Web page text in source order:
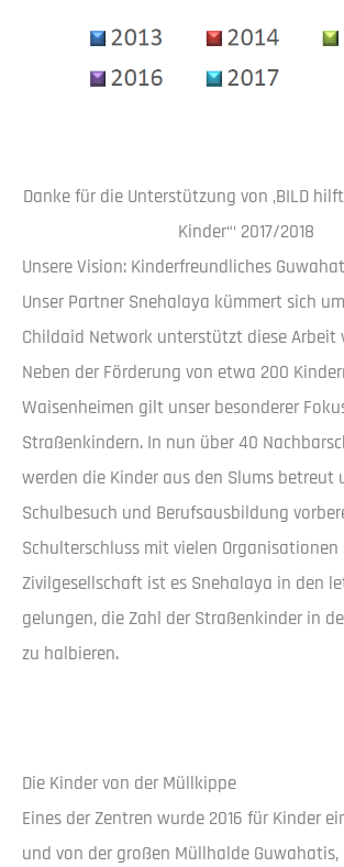
Danke für die Unterstützung von ‚BILD
Kinder“‘ 2017/2018
Unsere Vision: Kinderfreundliches
Unser Partner Snehalaya kümmert sich
Childaid Network unterstützt diese Arbeit
Neben der Förderung von etwa 200
Waisenheimen gilt unser besonderer
Straßenkindern. In nun über 40
werden die Kinder aus den Slums betreut
Schulbesuch und Berufsausbildung
Schulterschluss mit vielen Organisationen
Zivilgesellschaft ist es Snehalaya in den
gelungen, die Zahl der Straßenkinder in
zu halbieren.
Die Kinder von der Müllkippe
Eines der Zentren wurde 2016 für Kinder
und von der großen Müllhalde